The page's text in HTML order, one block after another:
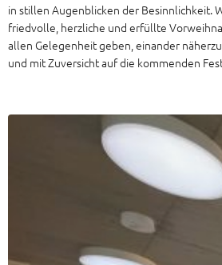
in stillen Augenblicken der Besinnlichkeit.
friedvolle, herzliche und erfüllte
allen Gelegenheit geben, einander
und mit Zuversicht auf die kommenden